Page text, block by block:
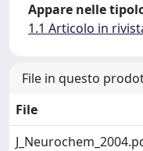
Appare nelle
1.1 Articolo in
File in questo
File